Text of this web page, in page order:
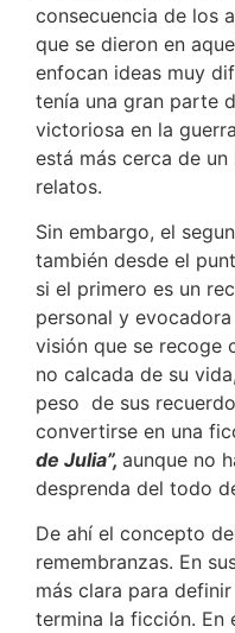
consecuencia de los
que se dieron en
enfocan ideas muy
tenía una gran parte
victoriosa en la
está más cerca de
relatos.
Sin embargo, el
también desde el
si el primero es un
personal y
visión que se recoge
no calcada de su
peso de sus
convertirse en una
de Julia”, aunque no
desprenda del todo
De ahí el concepto
remembranzas. En
más clara para
termina la ficción. En